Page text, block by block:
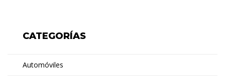
CATEGORÍAS
Automóviles